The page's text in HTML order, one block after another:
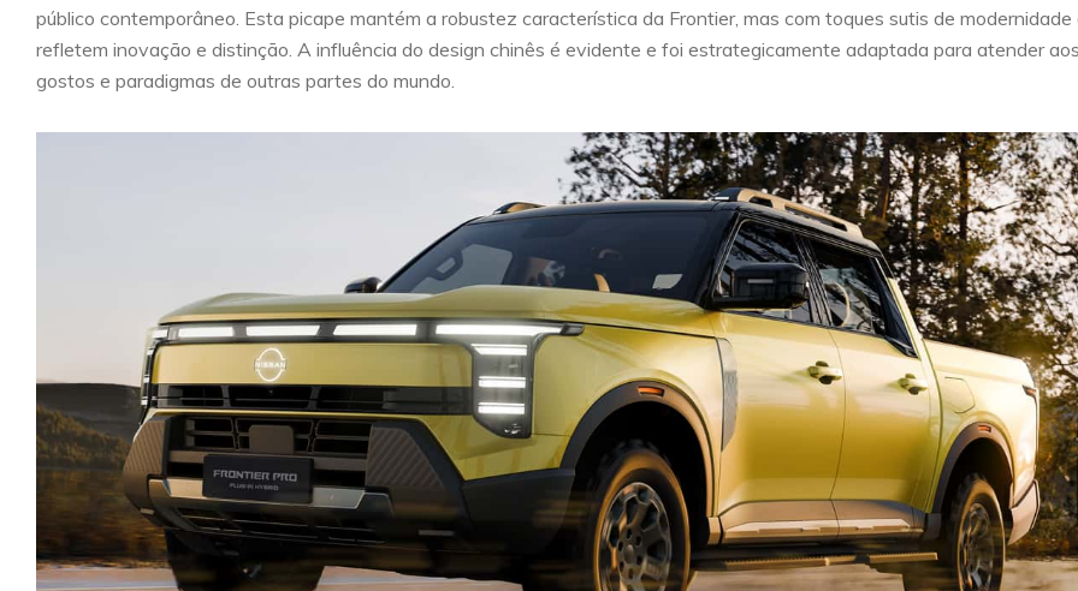
público contemporâneo. Esta picape mantém a robustez característica da Frontier, mas com toques sutis de modernidade
refletem inovação e distinção. A influência do design chinês é evidente e foi estrategicamente adaptada para atender aos
gostos e paradigmas de outras partes do mundo.